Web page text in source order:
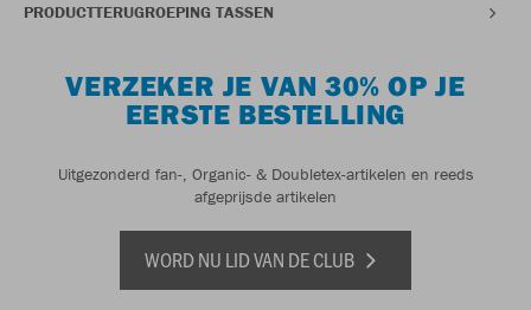
PRODUCTTERUGROEPING TASSEN
VERZEKER JE VAN 30% OP JE
EERSTE BESTELLING
Uitgezonderd fan-, Organic- & Doubletex-artikelen en reeds
afgeprijsde artikelen
WORD NU LID VAN DE CLUB